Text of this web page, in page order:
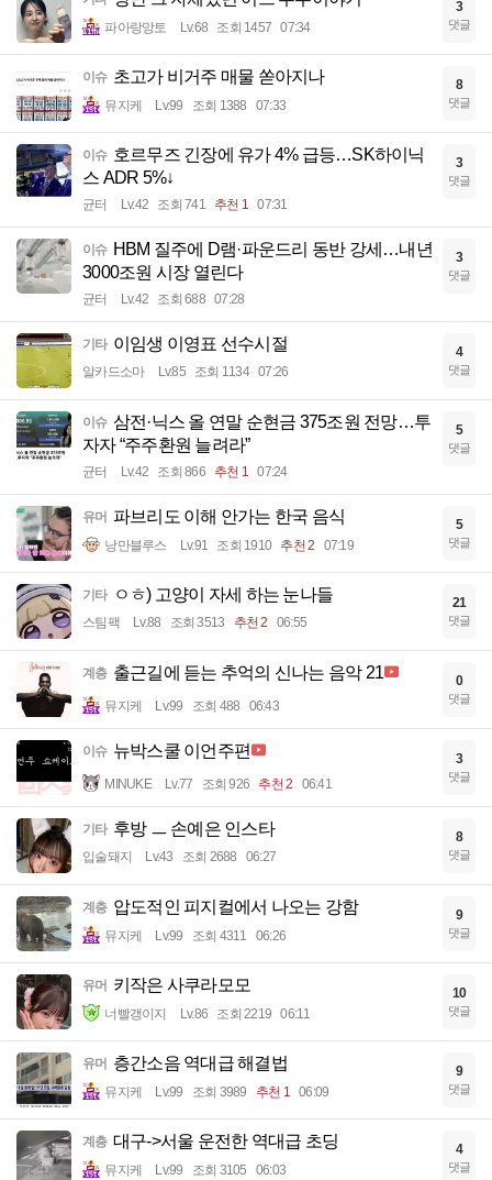
파아랑망토 Lv.68 조회 1457 07:34
3
댓글
이슈 초고가 비거주 매물 쏟아지나
뮤지케 Lv.99 조회 1388 07:33
8
댓글
이슈 호르무즈 긴장에 유가 4% 급등…SK하이닉
스 ADR 5%↓
균터 Lv.42 조회 741 추천 1 07:31
3
댓글
이슈 HBM 질주에 D램·파운드리 동반 강세…내년
3000조원 시장 열린다
균터 Lv.42 조회 688 07:28
3
댓글
기타 이임생 이영표 선수시절
알카드소마 Lv.85 조회 1134 07:26
4
댓글
이슈 삼전·닉스 올 연말 순현금 375조원 전망…투
자자 “주주환원 늘려라”
균터 Lv.42 조회 866 추천 1 07:24
5
댓글
유머 파브리도 이해 안가는 한국 음식
낭만블루스 Lv.91 조회 1910 추천 2 07:19
5
댓글
기타 ㅇㅎ) 고양이 자세 하는 눈나들
스팀팩 Lv.88 조회 3513 추천 2 06:55
21
댓글
계층 출근길에 듣는 추억의 신나는 음악 21
뮤지케 Lv.99 조회 488 06:43
0
댓글
이슈 뉴박스쿨 이언주편
MINUKE Lv.77 조회 926 추천 2 06:41
3
댓글
기타 후방 ㅡ 손예은 인스타
입술돼지 Lv.43 조회 2688 06:27
8
댓글
계층 압도적인 피지컬에서 나오는 강함
뮤지케 Lv.99 조회 4311 06:26
9
댓글
유머 키작은 사쿠라모모
너빨갱이지 Lv.86 조회 2219 06:11
10
댓글
유머 층간소음 역대급 해결법
뮤지케 Lv.99 조회 3989 추천 1 06:09
9
댓글
계층 대구->서울 운전한 역대급 초딩
뮤지케 Lv.99 조회 3105 06:03
4
댓글